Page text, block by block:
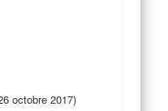
octobre 2017)